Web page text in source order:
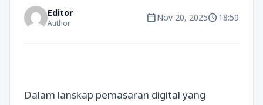
Editor
Author calendar_todayNov 20, 2025schedule18:59
Dalam lanskap pemasaran digital yang